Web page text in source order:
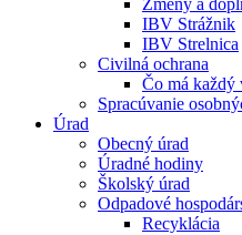
Zmeny a
IBV Strážnik
IBV Strelnica
Civilná ochrana
Čo má každý
Spracúvanie
Úrad
Obecný úrad
Úradné hodiny
Školský úrad
Odpadové
Recyklácia